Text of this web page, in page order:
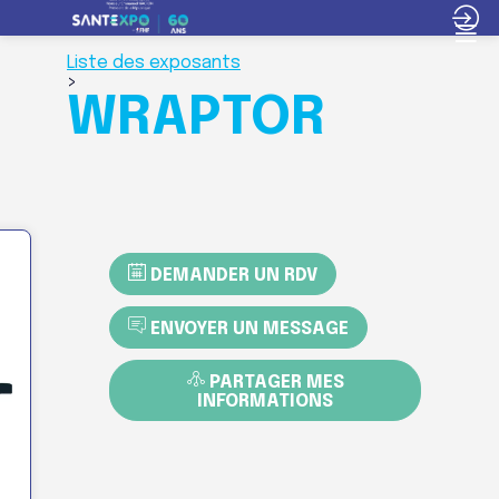
Liste des exposants
>
WRAPTOR
DEMANDER UN RDV
ENVOYER UN MESSAGE
PARTAGER MES
INFORMATIONS